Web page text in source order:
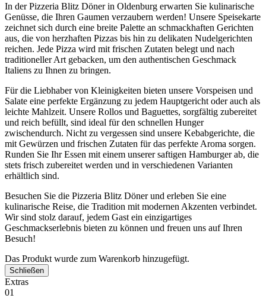
In der Pizzeria Blitz Döner in Oldenburg erwarten Sie kulinarische
Genüsse, die Ihren Gaumen verzaubern werden! Unsere Speisekarte
zeichnet sich durch eine breite Palette an schmackhaften Gerichten
aus, die von herzhaften Pizzas bis hin zu delikaten Nudelgerichten
reichen. Jede Pizza wird mit frischen Zutaten belegt und nach
traditioneller Art gebacken, um den authentischen Geschmack
Italiens zu Ihnen zu bringen.
Für die Liebhaber von Kleinigkeiten bieten unsere Vorspeisen und
Salate eine perfekte Ergänzung zu jedem Hauptgericht oder auch als
leichte Mahlzeit. Unsere Rollos und Baguettes, sorgfältig zubereitet
und reich befüllt, sind ideal für den schnellen Hunger
zwischendurch. Nicht zu vergessen sind unsere Kebabgerichte, die
mit Gewürzen und frischen Zutaten für das perfekte Aroma sorgen.
Runden Sie Ihr Essen mit einem unserer saftigen Hamburger ab, die
stets frisch zubereitet werden und in verschiedenen Varianten
erhältlich sind.
Besuchen Sie die Pizzeria Blitz Döner und erleben Sie eine
kulinarische Reise, die Tradition mit modernen Akzenten verbindet.
Wir sind stolz darauf, jedem Gast ein einzigartiges
Geschmackserlebnis bieten zu können und freuen uns auf Ihren
Besuch!
Das Produkt wurde zum Warenkorb hinzugefügt.
Schließen
Extras
01